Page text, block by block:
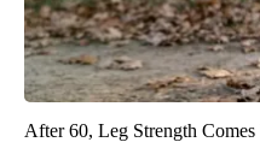
After 60, Leg Strength